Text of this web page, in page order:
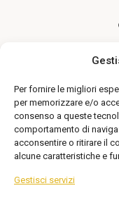
Per fornire le migliori
per memorizzare e/o
consenso a queste
comportamento di
acconsentire o ritirare il
alcune caratteristiche e
Gestisci servizi